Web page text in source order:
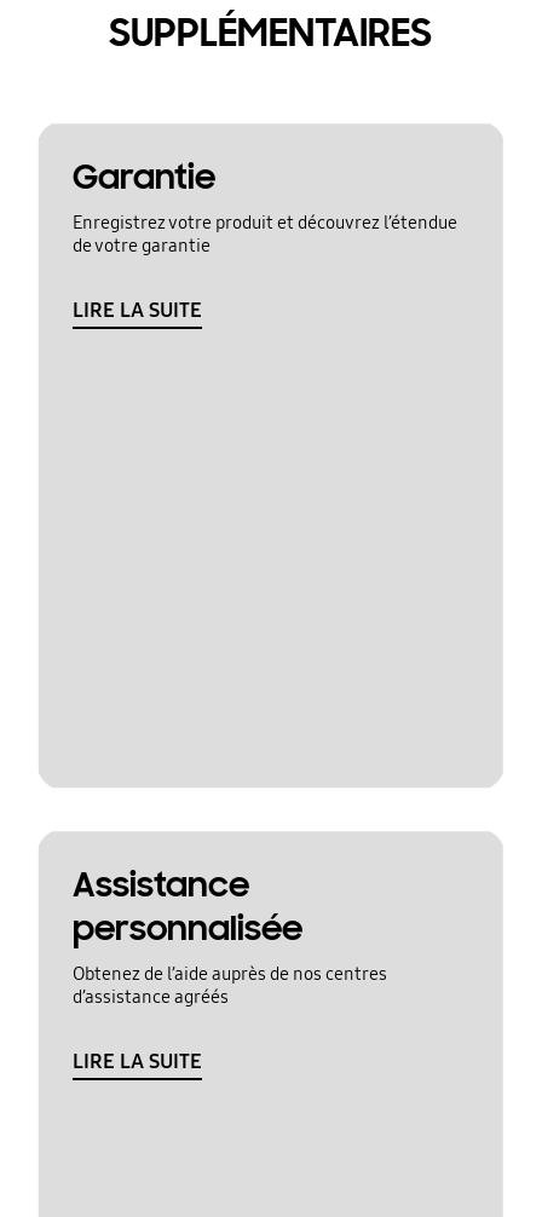
SUPPLÉMENTAIRES
Garantie
Enregistrez votre produit et découvrez l’étendue
de votre garantie
LIRE LA SUITE
Assistance
personnalisée
Obtenez de l’aide auprès de nos centres
d’assistance agréés
LIRE LA SUITE